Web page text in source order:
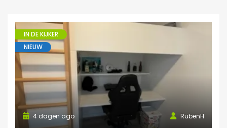
IN DE KIJKER
NIEUW
RubenH
4 dagen ago